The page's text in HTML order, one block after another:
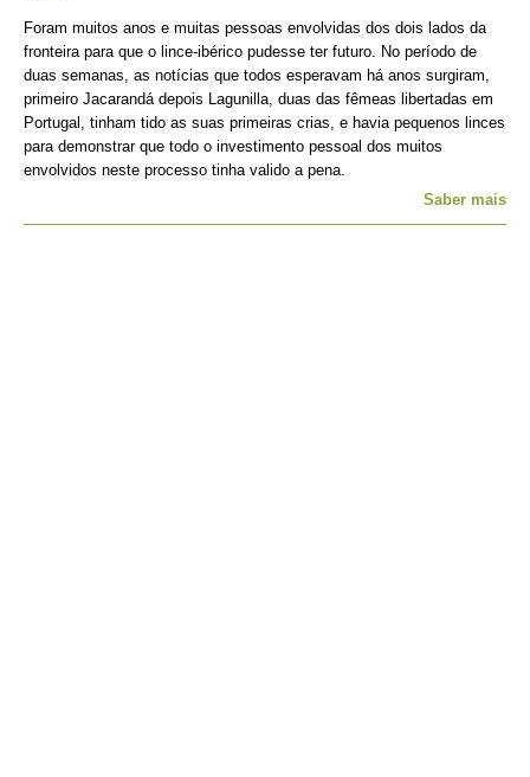
Foram muitos anos e muitas pessoas envolvidas dos dois lados da
fronteira para que o lince-ibérico pudesse ter futuro. No período de
duas semanas, as notícias que todos esperavam há anos surgiram,
primeiro Jacarandá depois Lagunilla, duas das fêmeas libertadas em
Portugal, tinham tido as suas primeiras crias, e havia pequenos linces
para demonstrar que todo o investimento pessoal dos muitos
envolvidos neste processo tinha valido a pena.
Saber mais